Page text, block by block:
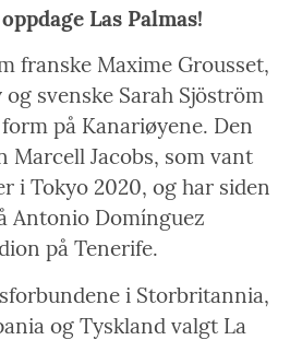
Las Palmas!
franske Maxime Grousset,
svenske Sarah Sjöström
på Kanariøyene. Den
Marcell Jacobs, som vant
i Tokyo 2020, og har siden
Antonio Domínguez
på Tenerife.
i Storbritannia,
og Tyskland valgt La